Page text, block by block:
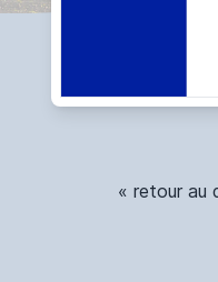
« retour au